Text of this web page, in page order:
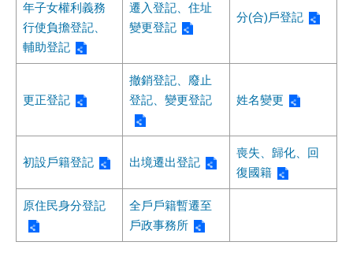
年子女權利義務
行使負擔登記、
輔助登記
遷入登記、住址
變更登記
分(合)戶登記
更正登記
撤銷登記、廢止
登記、變更登記
姓名變更
初設戶籍登記 出境遷出登記
喪失、歸化、回
復國籍
原住民身分登記
全戶戶籍暫遷至
戶政事務所